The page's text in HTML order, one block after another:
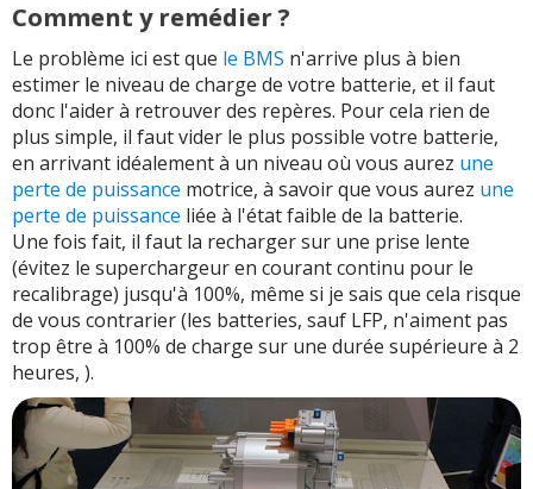
Comment y remédier ?
Le problème ici est que le BMS n'arrive plus à bien
estimer le niveau de charge de votre batterie, et il faut
donc l'aider à retrouver des repères. Pour cela rien de
plus simple, il faut vider le plus possible votre batterie,
en arrivant idéalement à un niveau où vous aurez une
perte de puissance motrice, à savoir que vous aurez une
perte de puissance liée à l'état faible de la batterie.
Une fois fait, il faut la recharger sur une prise lente
(évitez le superchargeur en courant continu pour le
recalibrage) jusqu'à 100%, même si je sais que cela risque
de vous contrarier (les batteries, sauf LFP, n'aiment pas
trop être à 100% de charge sur une durée supérieure à 2
heures, ).